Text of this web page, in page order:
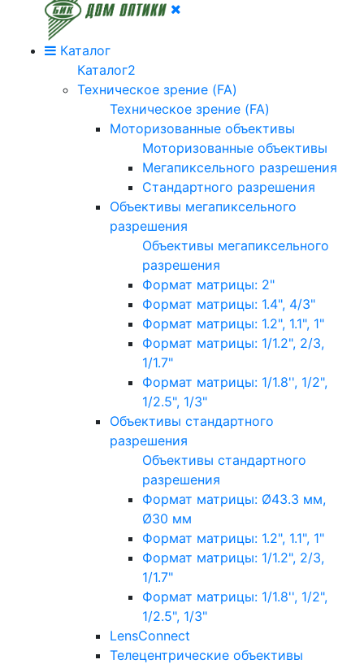
Каталог
Каталог2
Техническое зрение (FA)
Техническое зрение (FA)
Моторизованные объективы
Моторизованные объективы
Мегапиксельного разрешения
Стандартного разрешения
Объективы мегапиксельного
разрешения
Объективы мегапиксельного
разрешения
Формат матрицы: 2"
Формат матрицы: 1.4", 4/3"
Формат матрицы: 1.2", 1.1", 1"
Формат матрицы: 1/1.2", 2/3,
1/1.7"
Формат матрицы: 1/1.8'', 1/2",
1/2.5", 1/3"
Объективы стандартного
разрешения
Объективы стандартного
разрешения
Формат матрицы: Ø43.3 мм,
Ø30 мм
Формат матрицы: 1.2", 1.1", 1"
Формат матрицы: 1/1.2", 2/3,
1/1.7"
Формат матрицы: 1/1.8'', 1/2",
1/2.5", 1/3"
LensConnect
Телецентрические объективы